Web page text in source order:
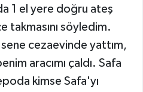
1 el yere doğru ateş
takmasını söyledim.
sene cezaevinde yattım,
aracımı çaldı. Safa
kimse Safa'yı